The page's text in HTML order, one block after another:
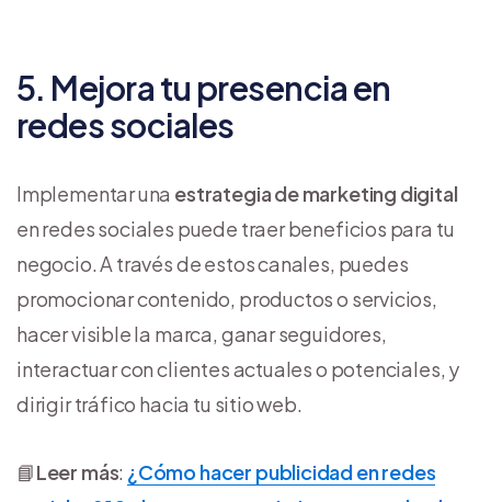
5. Mejora tu presencia en
redes sociales
Implementar una estrategia de marketing digital
en redes sociales puede traer beneficios para tu
negocio. A través de estos canales, puedes
promocionar contenido, productos o servicios,
hacer visible la marca, ganar seguidores,
interactuar con clientes actuales o potenciales, y
dirigir tráfico hacia tu sitio web.
📘Leer más: ¿Cómo hacer publicidad en redes